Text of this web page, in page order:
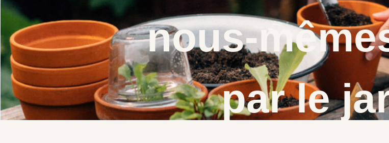
nous-
par le